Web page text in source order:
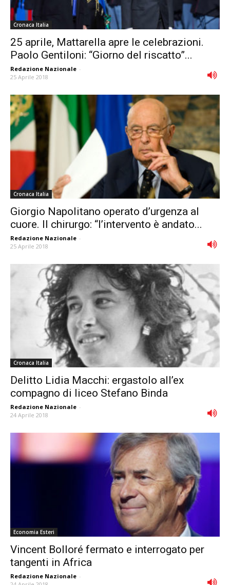
Cronaca Italia
25 aprile, Mattarella apre le celebrazioni.
Paolo Gentiloni: “Giorno del riscatto”...
Redazione Nazionale -
25 Aprile 2018
Cronaca Italia
Giorgio Napolitano operato d’urgenza al
cuore. Il chirurgo: “lʼintervento è andato...
Redazione Nazionale -
25 Aprile 2018
Cronaca Italia
Delitto Lidia Macchi: ergastolo all’ex
compagno di liceo Stefano Binda
Redazione Nazionale -
24 Aprile 2018
Economia Esteri
Vincent Bolloré fermato e interrogato per
tangenti in Africa
Redazione Nazionale -